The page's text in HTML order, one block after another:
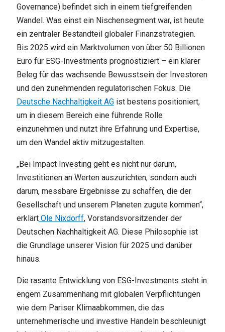
Governance) befindet sich in einem tiefgreifenden
Wandel. Was einst ein Nischensegment war, ist heute
ein zentraler Bestandteil globaler Finanzstrategien.
Bis 2025 wird ein Marktvolumen von über 50 Billionen
Euro für ESG-Investments prognostiziert – ein klarer
Beleg für das wachsende Bewusstsein der Investoren
und den zunehmenden regulatorischen Fokus. Die
Deutsche Nachhaltigkeit AGist bestens positioniert,
um in diesem Bereich eine führende Rolle
einzunehmen und nutzt ihre Erfahrung und Expertise,
um den Wandel aktiv mitzugestalten.
„Bei Impact Investing geht es nicht nur darum,
Investitionen an Werten auszurichten, sondern auch
darum, messbare Ergebnisse zu schaffen, die der
Gesellschaft und unserem Planeten zugute kommen“,
erklärtOle Nixdorff, Vorstandsvorsitzender der
Deutschen Nachhaltigkeit AG. Diese Philosophie ist
die Grundlage unserer Vision für 2025 und darüber
hinaus.
Die rasante Entwicklung von ESG-Investments steht in
engem Zusammenhang mit globalen Verpflichtungen
wie dem Pariser Klimaabkommen, die das
unternehmerische und investive Handeln beschleunigt